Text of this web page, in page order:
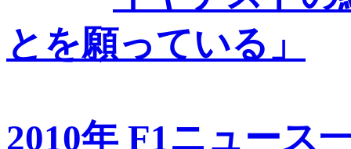
とを願っている」
2010年 F1ニュース